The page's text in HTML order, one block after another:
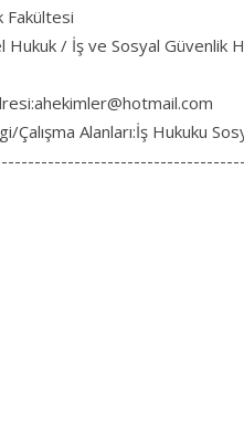
Fakültesi
Hukuk / İş ve Sosyal Güvenlik
Çalışma Alanları:İş Hukuku